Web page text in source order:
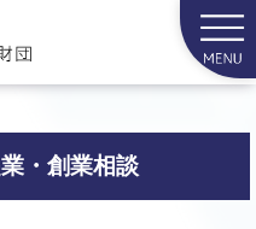
・創業相談